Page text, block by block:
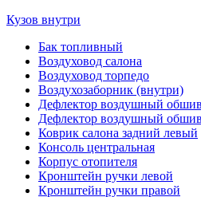
Кузов внутри
Бак топливный
Воздуховод салона
Воздуховод торпедо
Воздухозаборник (внутри)
Дефлектор воздушный
Дефлектор воздушный
Коврик салона задний левый
Консоль центральная
Корпус отопителя
Кронштейн ручки левой
Кронштейн ручки правой